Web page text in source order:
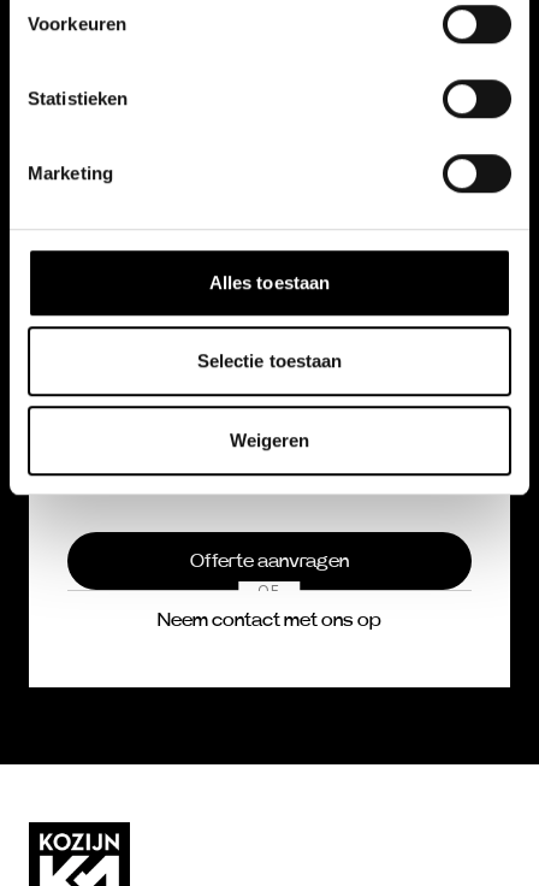
Voorkeuren
Statistieken
Marketing
Alles toestaan
Selectie toestaan
Weigeren
Ontdek de eindeloze
mogelijkheden
Geheel vrijblijvend
Klantgerichte service
Offerte aanvragen
OF
Neem contact met ons op